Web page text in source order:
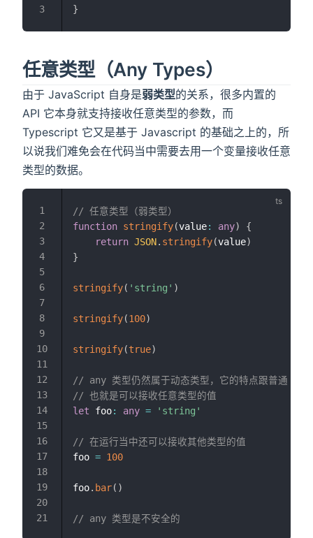
}
任意类型（Any Types）
由于 JavaScript 自身是弱类型的关系，很多内置的
API 它本身就支持接收任意类型的参数，而
Typescript 它又是基于 Javascript 的基础之上的，所
以说我们难免会在代码当中需要去用一个变量接收任意
类型的数据。
// 任意类型（弱类型）
function stringify(value: any)
{
return JSON. stringify(value)
}
stringify( 'string' )
stringify(100)
stringify(true)
// any 类型仍然属于动态类型，它的特点跟普通
// 也就是可以接收任意类型的值
let foo: any = 'string'
// 在运行当中还可以接收其他类型的值
foo = 100
foo. bar( )
// any 类型是不安全的